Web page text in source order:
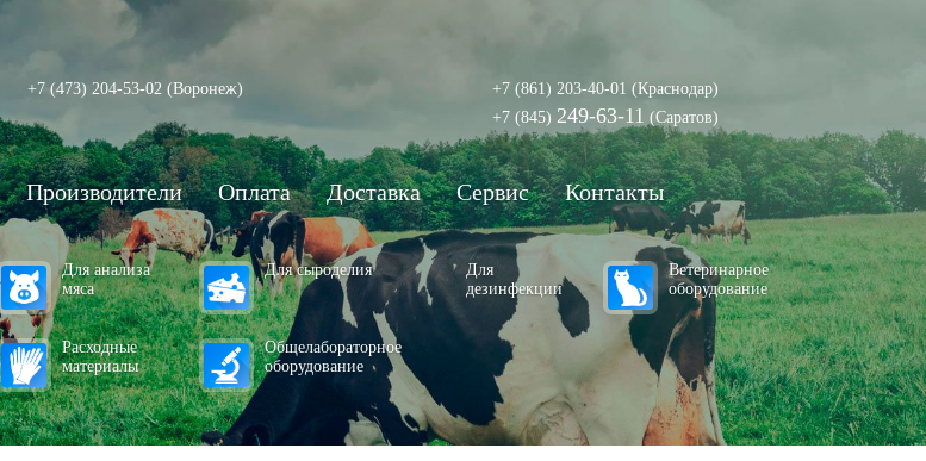
+7 (473) 204-53-02 (Воронеж) +7 (861) 203-40-01 (Краснодар)
+7 (845) 249-63-11 (Саратов)
Производители Оплата Доставка Сервис Контакты
Для анализа
мяса
Для сыроделия
Для
дезинфекции
Ветеринарное
оборудование
Расходные
материалы
Общелабораторное
оборудование